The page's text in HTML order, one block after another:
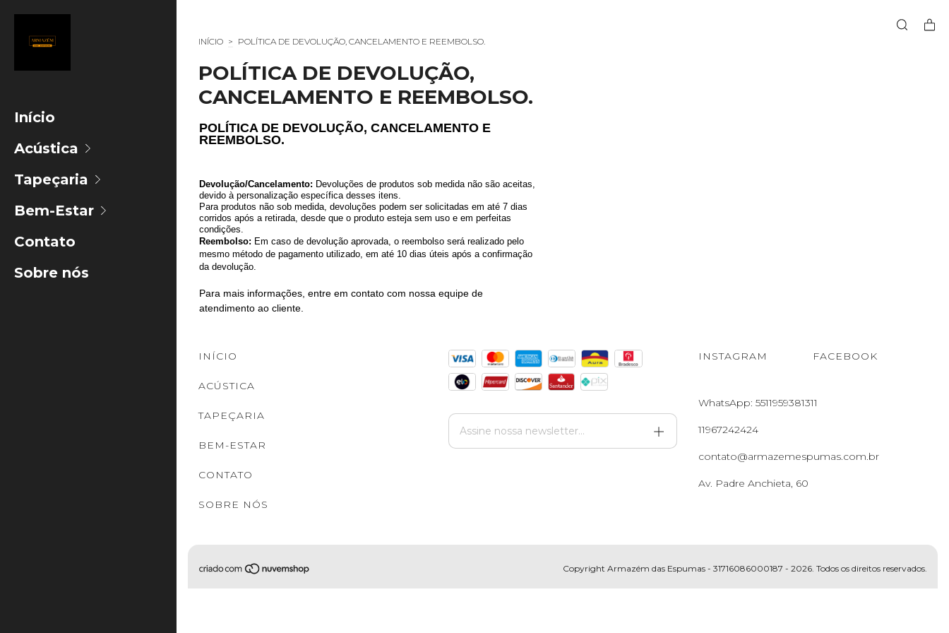
Início
Acústica
Tapeçaria
Bem-Estar
Contato
Sobre nós
INÍCIO > POLÍTICA DE DEVOLUÇÃO, CANCELAMENTO E REEMBOLSO.
POLÍTICA DE DEVOLUÇÃO,
CANCELAMENTO E REEMBOLSO.
POLÍTICA DE DEVOLUÇÃO, CANCELAMENTO E
REEMBOLSO.
Devolução/Cancelamento: Devoluções de produtos sob medida não são aceitas,
devido à personalização específica desses itens.
Para produtos não sob medida, devoluções podem ser solicitadas em até 7 dias
corridos após a retirada, desde que o produto esteja sem uso e em perfeitas
condições.
Reembolso: Em caso de devolução aprovada, o reembolso será realizado pelo
mesmo método de pagamento utilizado, em até 10 dias úteis após a confirmação
da devolução.
Para mais informações, entre em contato com nossa equipe de
atendimento ao cliente.
INÍCIO
ACÚSTICA
TAPEÇARIA
BEM-ESTAR
CONTATO
SOBRE NÓS
INSTAGRAM FACEBOOK
WhatsApp: 5511959381311
11967242424
contato@armazemespumas.com.br
Av. Padre Anchieta, 60
Copyright Armazém das Espumas - 31716086000187 - 2026. Todos os direitos reservados.